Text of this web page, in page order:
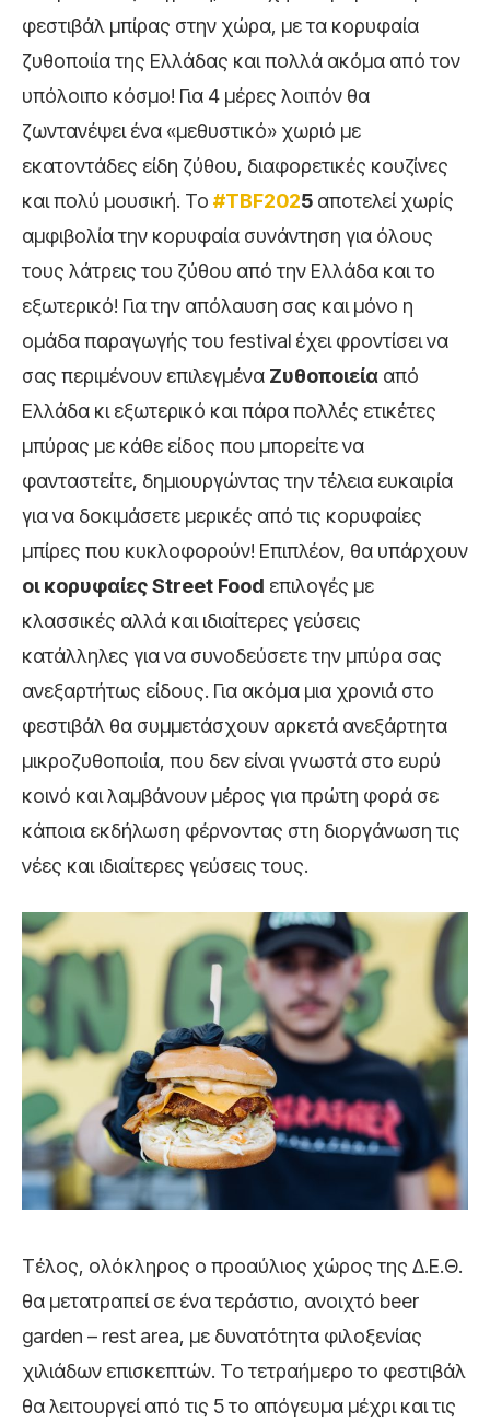
φεστιβάλ μπίρας στην χώρα, με τα κορυφαία
ζυθοποιία της Ελλάδας και πολλά ακόμα από τον
υπόλοιπο κόσμο! Για 4 μέρες λοιπόν θα
ζωντανέψει ένα «μεθυστικό» χωριό με
εκατοντάδες είδη ζύθου, διαφορετικές κουζίνες
και πολύ μουσική. Το #TBF2025 αποτελεί χωρίς
αμφιβολία την κορυφαία συνάντηση για όλους
τους λάτρεις του ζύθου από την Ελλάδα και το
εξωτερικό! Για την απόλαυση σας και μόνο η
ομάδα παραγωγής του festival έχει φροντίσει να
σας περιμένουν επιλεγμένα Ζυθοποιεία από
Ελλάδα κι εξωτερικό και πάρα πολλές ετικέτες
μπύρας με κάθε είδος που μπορείτε να
φανταστείτε, δημιουργώντας την τέλεια ευκαιρία
για να δοκιμάσετε μερικές από τις κορυφαίες
μπίρες που κυκλοφορούν! Επιπλέον, θα υπάρχουν
οι κορυφαίεςStreet Food επιλογές με
κλασσικές αλλά και ιδιαίτερες γεύσεις
κατάλληλες για να συνοδεύσετε την μπύρα σας
ανεξαρτήτως είδους. Για ακόμα μια χρονιά στο
φεστιβάλ θα συμμετάσχουν αρκετά ανεξάρτητα
μικροζυθοποιία, που δεν είναι γνωστά στο ευρύ
κοινό και λαμβάνουν μέρος για πρώτη φορά σε
κάποια εκδήλωση φέρνοντας στη διοργάνωση τις
νέες και ιδιαίτερες γεύσεις τους.
Τέλος, ολόκληρος ο προαύλιος χώρος της Δ.Ε.Θ.
θα μετατραπεί σε ένα τεράστιο, ανοιχτό beer
garden – rest area, με δυνατότητα φιλοξενίας
χιλιάδων επισκεπτών. Το τετραήμερο το φεστιβάλ
θα λειτουργεί από τις 5 το απόγευμα μέχρι και τις